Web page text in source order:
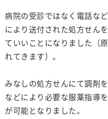
病院の受診ではなく電話な
により送付された処方せん
ていいことになりました（
れてきます）。
みなしの処方せんにて調剤
などにより必要な服薬指導
が可能となりました。